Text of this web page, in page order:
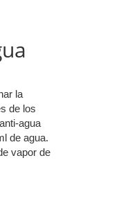
la
de los
agua
de agua.
vapor de